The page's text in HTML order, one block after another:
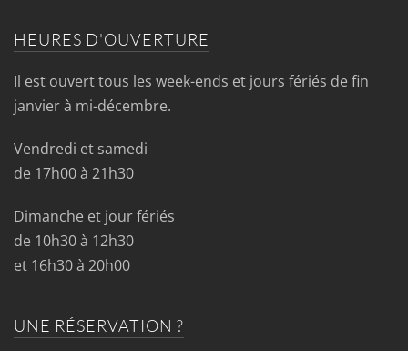
HEURES D'OUVERTURE
Il est ouvert tous les week-ends et jours fériés de fin
janvier à mi-décembre.
Vendredi et samedi
de 17h00 à 21h30
Dimanche et jour fériés
de 10h30 à 12h30
et 16h30 à 20h00
UNE RÉSERVATION ?